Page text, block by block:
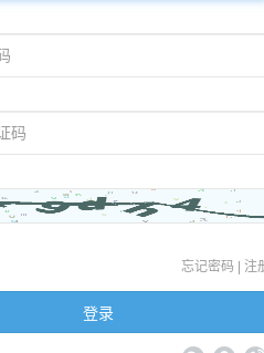
，只能力战到底！
醒，重新成为完全体的话，
上一章 回目录 下一章 快捷键→
忘记密码 | 注
登录